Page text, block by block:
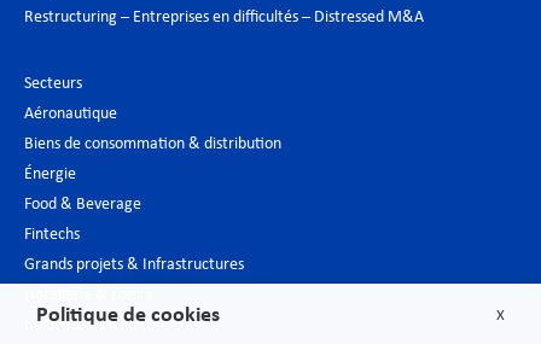
Restructuring – Entreprises en difficultés – Distressed M&A
Secteurs
Aéronautique
Biens de consommation & distribution
Énergie
Food & Beverage
Fintechs
Grands projets & Infrastructures
Industrie du luxe
X
Politique de cookies